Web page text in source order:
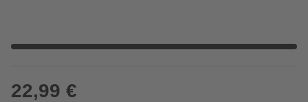
22,99 €